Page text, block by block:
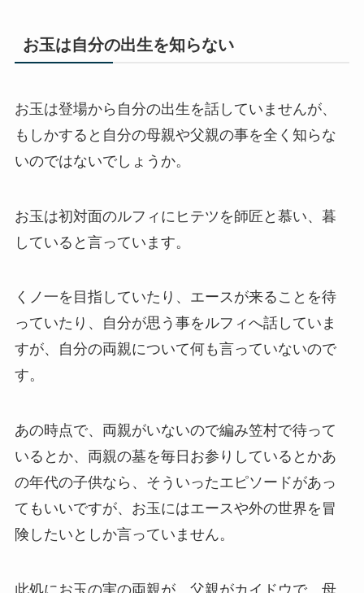
お玉は自分の出生を知らない
お玉は登場から自分の出生を話していませんが、
もしかすると自分の母親や父親の事を全く知らな
いのではないでしょうか。
お玉は初対面のルフィにヒテツを師匠と慕い、暮
していると言っています。
くノ一を目指していたり、エースが来ることを待
っていたり、自分が思う事をルフィへ話していま
すが、自分の両親について何も言っていないので
す。
あの時点で、両親がいないので編み笠村で待って
いるとか、両親の墓を毎日お参りしているとかあ
の年代の子供なら、そういったエピソードがあっ
てもいいですが、お玉にはエースや外の世界を冒
険したいとしか言っていません。